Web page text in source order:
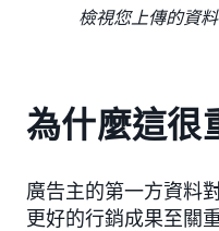
檢視您上傳的資
為什麼這很
廣告主的第一方資料
更好的行銷成果至關